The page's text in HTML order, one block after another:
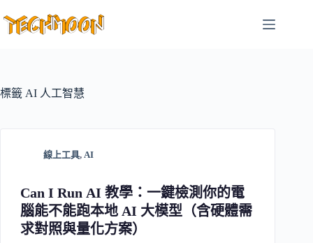
至
容
標籤 AI 人工智慧
線上工具, AI
Can I Run AI 教學：一鍵檢測你的電
腦能不能跑本地 AI 大模型（含硬體需
求對照與量化方案）